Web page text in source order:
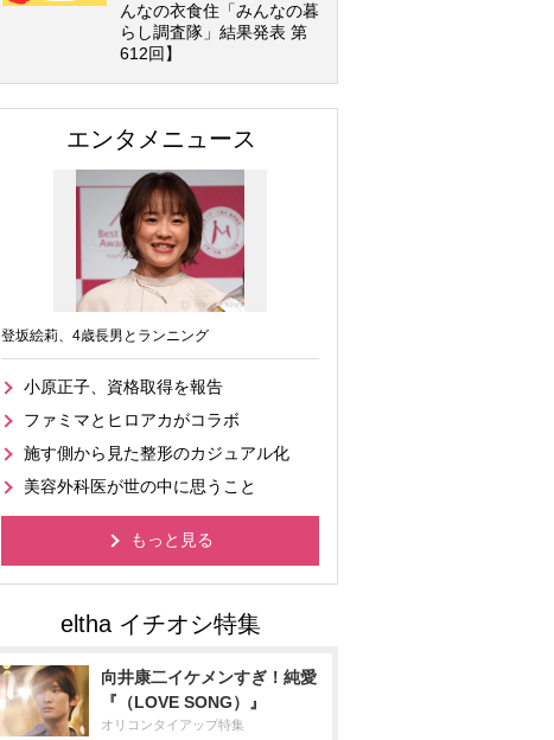
んなの衣食住「みんなの暮
らし調査隊」結果発表 第
612回】
エンタメニュース
登坂絵莉、4歳長男とランニング
小原正子、資格取得を報告
ファミマとヒロアカがコラボ
施す側から見た整形のカジュアル化
美容外科医が世の中に思うこと
もっと見る
向井康二イケメンすぎ！純愛
『（LOVE SONG）』
オリコンタイアップ特集